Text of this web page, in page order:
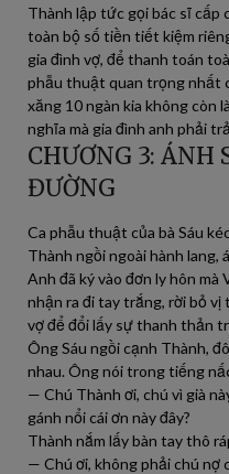
Thành lập tức gọi bác sĩ cấp
toàn bộ số tiền tiết kiệm
gia đình vợ, để thanh toán
phẫu thuật quan trọng nhất
xăng 10 ngàn kia không còn
nghĩa mà gia đình anh phải
CHƯƠNG 3: ÁNH
ĐƯỜNG
Ca phẫu thuật của bà Sáu
Thành ngồi ngoài hành lang,
Anh đã ký vào đơn ly hôn
nhận ra đi tay trắng, rời bỏ vị
vợ để đổi lấy sự thanh thản
Ông Sáu ngồi cạnh Thành,
nhau. Ông nói trong tiếng
— Chú Thành ơi, chú vì già
gánh nổi cái ơn này đây?
Thành nắm lấy bàn tay thô
— Chú ơi, không phải chú nợ